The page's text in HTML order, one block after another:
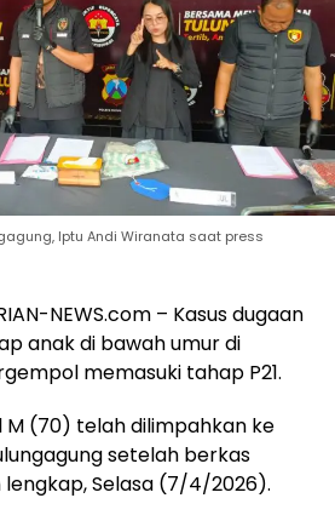
Iptu Andi Wiranata saat press
NEWS.com – Kasus dugaan
anak di bawah umur di
memasuki tahap P21.
M (70) telah dilimpahkan ke
setelah berkas
Selasa (7/4/2026).